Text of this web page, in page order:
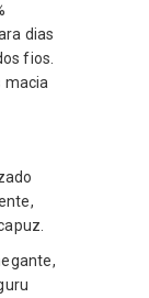
dias
fios.
macia